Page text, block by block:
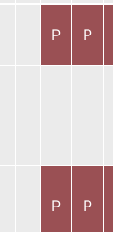
P P
P P